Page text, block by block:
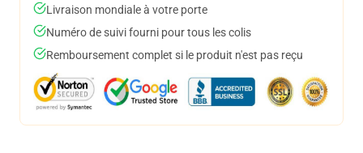
Livraison mondiale à votre porte
Numéro de suivi fourni pour tous les colis
Remboursement complet si le produit n'est pas reçu